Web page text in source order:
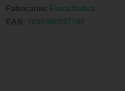
Fabricante: Flora Nativa
EAN: 7895590037788